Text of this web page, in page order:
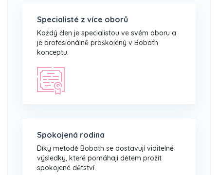
Specialisté z více oborů
Každý člen je specialistou ve svém oboru a
je profesionálně proškolený v Bobath
konceptu.
Spokojená rodina
Díky metodě Bobath se dostavují viditelné
výsledky, které pomáhají dětem prožít
spokojené dětství.